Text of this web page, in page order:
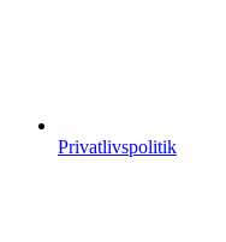
Privatlivspolitik